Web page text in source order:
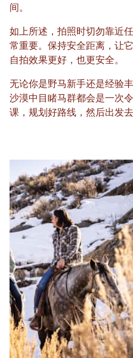
间。
如上所述，拍照时切勿靠近
常重要。保持安全距离，让
自拍效果更好，也更安全。
无论你是野马新手还是经验
沙漠中目睹马群都会是一次
课，规划好路线，然后出发